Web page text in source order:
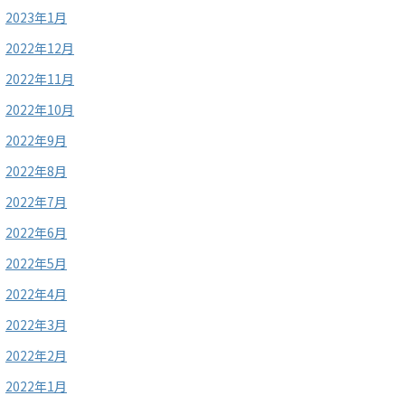
2023年1月
2022年12月
2022年11月
2022年10月
2022年9月
2022年8月
2022年7月
2022年6月
2022年5月
2022年4月
2022年3月
2022年2月
2022年1月